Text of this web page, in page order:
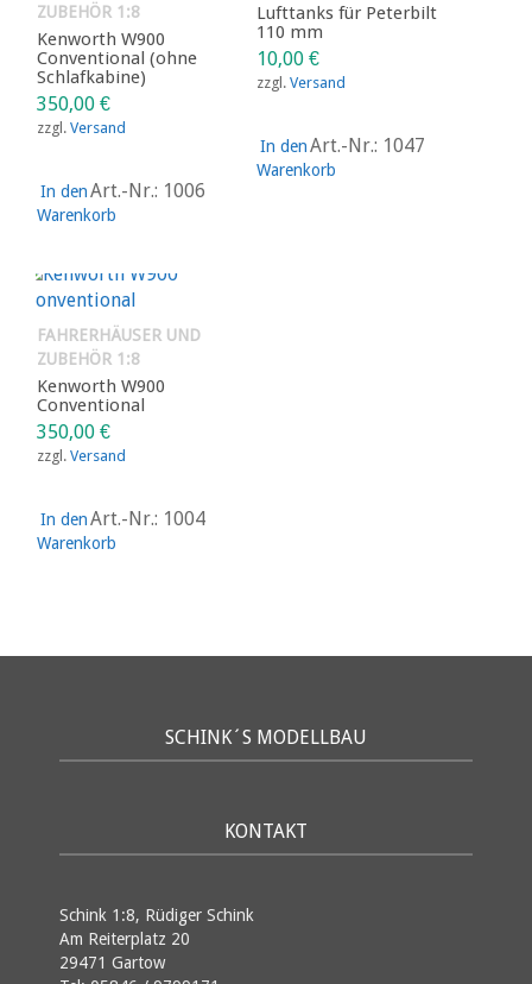
ZUBEHÖR 1:8
Kenworth W900
Conventional (ohne
Schlafkabine)
350,00 €
zzgl. Versand
In den
Warenkorb
Art.-Nr.: 1006
Lufttanks für Peterbilt
110 mm
10,00€
zzgl.Versand
In den
Warenkorb
Art.-Nr.: 1047
FAHRERHÄUSER UND
ZUBEHÖR 1:8
Kenworth W900
Conventional
350,00 €
zzgl. Versand
In den
Warenkorb
Art.-Nr.: 1004
SCHINK´S MODELLBAU
KONTAKT
Schink 1:8, Rüdiger Schink
Am Reiterplatz 20
29471 Gartow